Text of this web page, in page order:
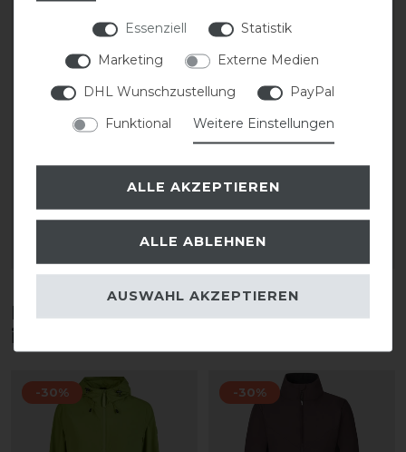
Covalliero Hoody
55,99 € *
Covalliero Hoody
Sweater FS26 Damen
55,99 € *
Diese Produkte könnten dich auch
interessieren
-30% -30%
Essenziell
Statistik
Marketing
Externe Medien
DHL Wunschzustellung
PayPal
Funktional
Weitere Einstellungen
ALLE AKZEPTIEREN
ALLE ABLEHNEN
AUSWAHL AKZEPTIEREN